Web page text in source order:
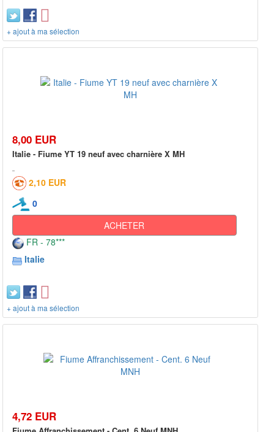
+ ajout à ma sélection
8,00 EUR
Italie - Fiume YT 19 neuf avec charnière X MH
2,10 EUR
0
ACHETER
FR - 78***
Italie
+ ajout à ma sélection
4,72 EUR